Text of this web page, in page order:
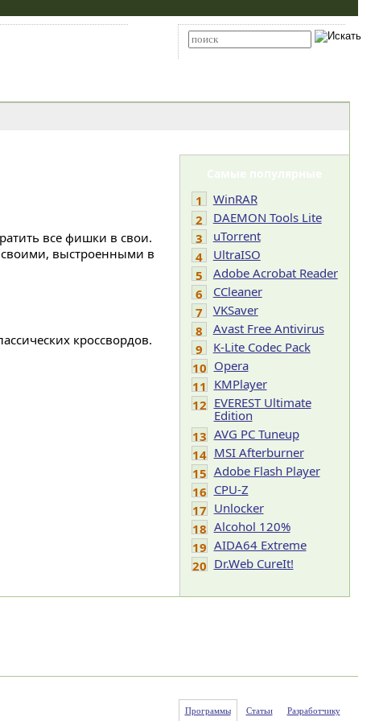
все фишки в свои.
выстроенными в
кроссвордов.
Самые популярные
1
WinRAR
2
DAEMON Tools Lite
3
uTorrent
4
UltraISO
5
Adobe Acrobat Reader
6
CCleaner
7
VKSaver
8
Avast Free Antivirus
9
K-Lite Codec Pack
10 Opera
11 KMPlayer
12 EVEREST Ultimate
Edition
13 AVG PC Tuneup
14 MSI Afterburner
15 Adobe Flash Player
16 CPU-Z
17 Unlocker
18 Alcohol 120%
19 AIDA64 Extreme
20 Dr.Web CureIt!
Программы Статьи Разработчику